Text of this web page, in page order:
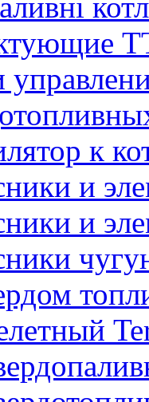
к
и
и